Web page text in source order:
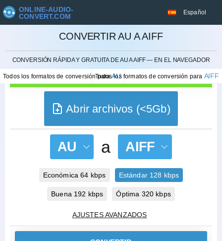
ONLINE-AUDIO-
CONVERT.COM
Español
CONVERTIR AU A AIFF
CONVERSIÓN RÁPIDA Y GRATUITA DE AU A AIFF — EN EL NAVEGADOR
Todos los formatos de conversión paraAU
Todos los formatos de conversión para AIFF
CANCELAR
Abrir archivos (<5Gb)
AU a AIFF
Económica 64 kbps Estándar 128 kbps
Buena 192 kbps Óptima 320 kbps
AJUSTES AVANZADOS